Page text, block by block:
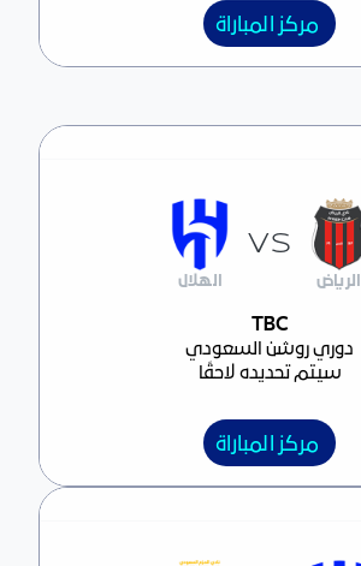
مركز المباراة
مركز المباراةTBC
دوري روشن السعودي
سيتم تحديده لاحقًا
الرياض
VS
الهلال
مركز المباراة